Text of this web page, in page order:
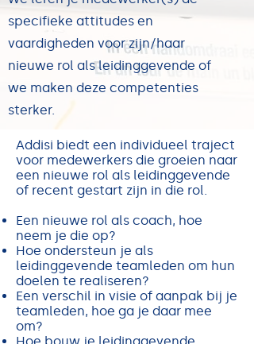
specifieke attitudes en
vaardigheden voor zijn/haar
nieuwe rol als leidinggevende of
we maken deze competenties
sterker.
Addisi biedt een individueel traject
voor medewerkers die groeien naar
een nieuwe rol als leidinggevende
of recent gestart zijn in die rol.
Een nieuwe rol als coach, hoe
neem je die op?
Hoe ondersteun je als
leidinggevende teamleden om hun
doelen te realiseren?
Een verschil in visie of aanpak bij je
teamleden, hoe ga je daar mee
om?